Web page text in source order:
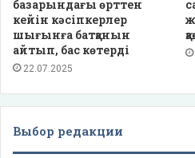
базарындағы өрттен
кейін кәсіпкерлер
шығынға батқанын
айтып, бас көтерді
22.07.2025
Выбор редакции